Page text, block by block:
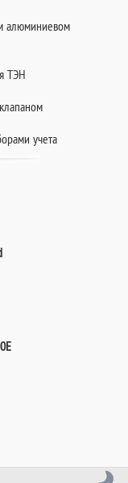
алюминиевом
ТЭН
учета